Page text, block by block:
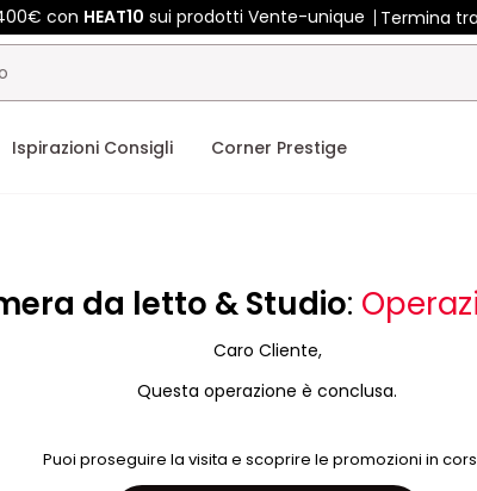
con HEAT10sui prodotti Vente-unique Termina
Ispirazioni Consigli Corner Prestige
da letto & Studio:
Caro Cliente,
Questa operazione è conclusa.
Puoi proseguire la visita e scoprire le promozioni in